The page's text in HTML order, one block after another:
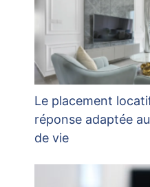
Le placement
réponse adaptée
de vie